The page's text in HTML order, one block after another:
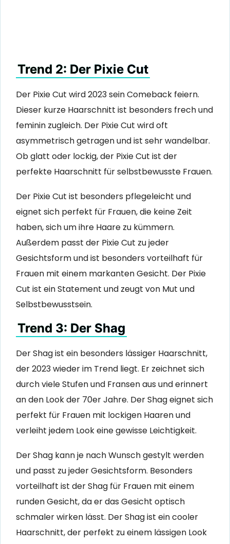
Trend 2: Der Pixie Cut
Der Pixie Cut wird 2023 sein Comeback feiern.
Dieser kurze Haarschnitt ist besonders frech und
feminin zugleich. Der Pixie Cut wird oft
asymmetrisch getragen und ist sehr wandelbar.
Ob glatt oder lockig, der Pixie Cut ist der
perfekte Haarschnitt für selbstbewusste Frauen.
Der Pixie Cut ist besonders pflegeleicht und
eignet sich perfekt für Frauen, die keine Zeit
haben, sich um ihre Haare zu kümmern.
Außerdem passt der Pixie Cut zu jeder
Gesichtsform und ist besonders vorteilhaft für
Frauen mit einem markanten Gesicht. Der Pixie
Cut ist ein Statement und zeugt von Mut und
Selbstbewusstsein.
Trend 3: Der Shag
Der Shag ist ein besonders lässiger Haarschnitt,
der 2023 wieder im Trend liegt. Er zeichnet sich
durch viele Stufen und Fransen aus und erinnert
an den Look der 70er Jahre. Der Shag eignet sich
perfekt für Frauen mit lockigen Haaren und
verleiht jedem Look eine gewisse Leichtigkeit.
Der Shag kann je nach Wunsch gestylt werden
und passt zu jeder Gesichtsform. Besonders
vorteilhaft ist der Shag für Frauen mit einem
runden Gesicht, da er das Gesicht optisch
schmaler wirken lässt. Der Shag ist ein cooler
Haarschnitt, der perfekt zu einem lässigen Look